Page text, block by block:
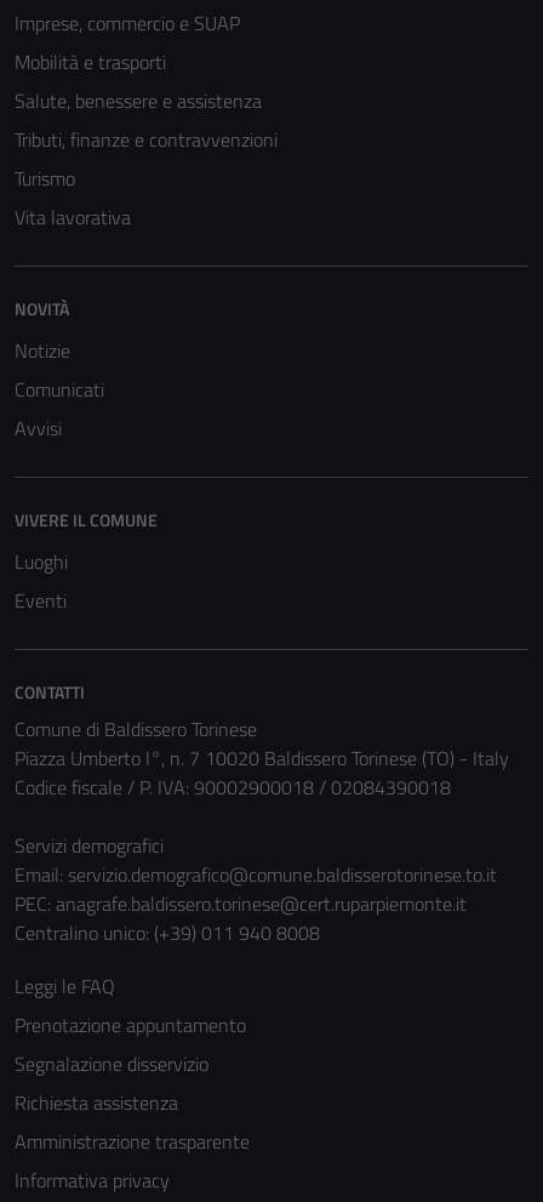
Imprese, commercio e SUAP
Mobilità e trasporti
Salute, benessere e assistenza
Tributi, finanze e contravvenzioni
Turismo
Vita lavorativa
NOVITÀ
Notizie
Comunicati
Avvisi
VIVERE IL COMUNE
Luoghi
Eventi
CONTATTI
Comune di Baldissero Torinese
Piazza Umberto I°, n. 7 10020 Baldissero Torinese (TO) - Italy
Codice fiscale / P. IVA: 90002900018 / 02084390018
Servizi demografici
Email: servizio.demografico@comune.baldisserotorinese.to.it
PEC: anagrafe.baldissero.torinese@cert.ruparpiemonte.it
Centralino unico: (+39) 011 940 8008
Leggi le FAQ
Prenotazione appuntamento
Segnalazione disservizio
Richiesta assistenza
Amministrazione trasparente
Informativa privacy